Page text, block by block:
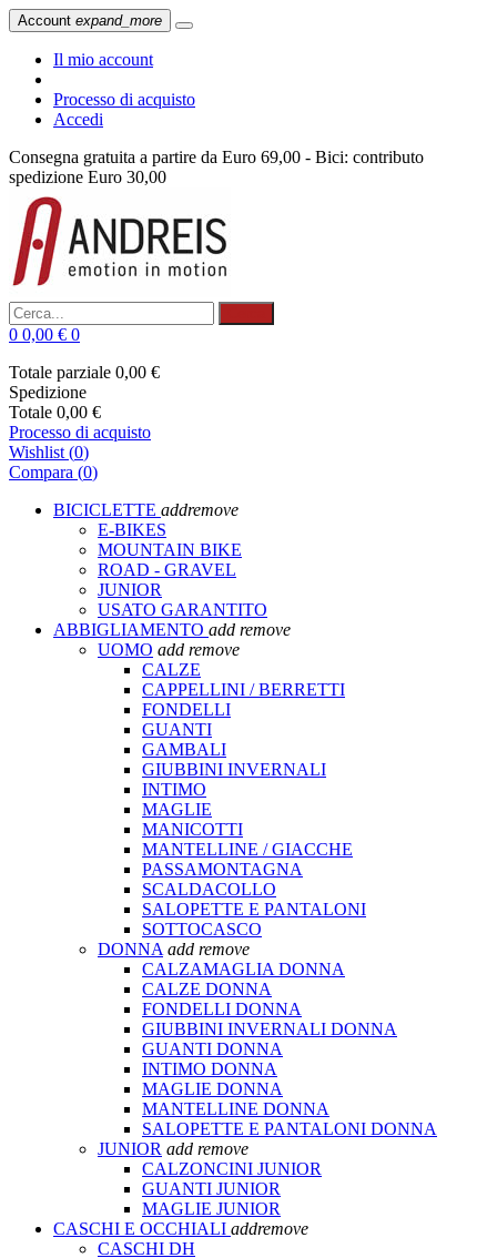
Account expand_more
Il mio account
Processo di acquisto
Accedi
Consegna gratuita a partire da Euro 69,00 - Bici: contributo
spedizione Euro 30,00
0 0,00 € 0
Totale parziale 0,00 €
Spedizione
Totale 0,00 €
Processo di acquisto
Wishlist (0)
Compara (0)
BICICLETTE addremove
E-BIKES
MOUNTAIN BIKE
ROAD - GRAVEL
JUNIOR
USATO GARANTITO
ABBIGLIAMENTO add remove
UOMO add remove
CALZE
CAPPELLINI / BERRETTI
FONDELLI
GUANTI
GAMBALI
GIUBBINI INVERNALI
INTIMO
MAGLIE
MANICOTTI
MANTELLINE / GIACCHE
PASSAMONTAGNA
SCALDACOLLO
SALOPETTE E PANTALONI
SOTTOCASCO
DONNA add remove
CALZAMAGLIA DONNA
CALZE DONNA
FONDELLI DONNA
GIUBBINI INVERNALI DONNA
GUANTI DONNA
INTIMO DONNA
MAGLIE DONNA
MANTELLINE DONNA
SALOPETTE E PANTALONI DONNA
JUNIOR add remove
CALZONCINI JUNIOR
GUANTI JUNIOR
MAGLIE JUNIOR
CASCHI E OCCHIALI addremove
CASCHI DH